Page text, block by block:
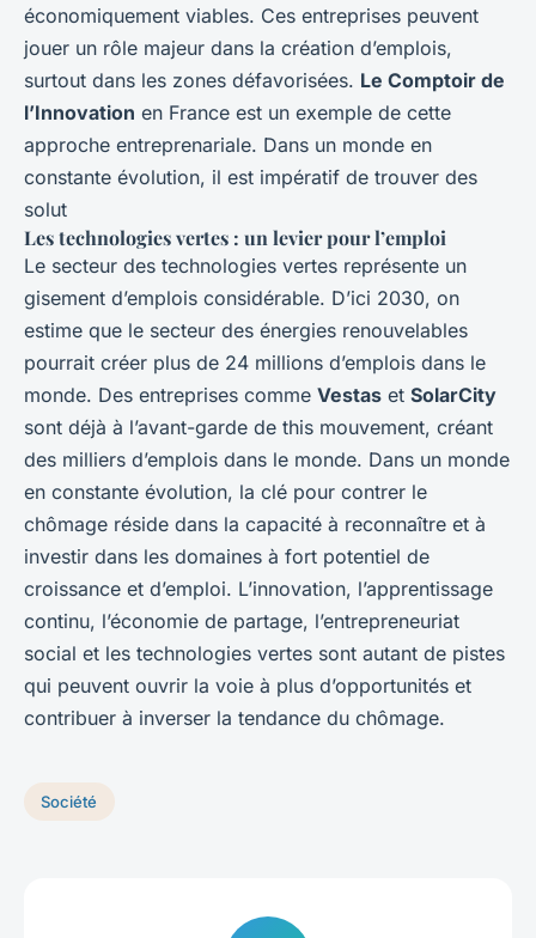
économiquement viables. Ces entreprises peuvent
jouer un rôle majeur dans la création d’emplois,
surtout dans les zones défavorisées. Le Comptoir de
l’Innovation en France est un exemple de cette
approche entreprenariale. Dans un monde en
constante évolution, il est impératif de trouver des
solut
Les technologies vertes : un levier pour l’emploi
Le secteur des technologies vertes représente un
gisement d’emplois considérable. D’ici 2030, on
estime que le secteur des énergies renouvelables
pourrait créer plus de 24 millions d’emplois dans le
monde. Des entreprises comme Vestas et SolarCity
sont déjà à l’avant-garde de this mouvement, créant
des milliers d’emplois dans le monde. Dans un monde
en constante évolution, la clé pour contrer le
chômage réside dans la capacité à reconnaître et à
investir dans les domaines à fort potentiel de
croissance et d’emploi. L’innovation, l’apprentissage
continu, l’économie de partage, l’entrepreneuriat
social et les technologies vertes sont autant de pistes
qui peuvent ouvrir la voie à plus d’opportunités et
contribuer à inverser la tendance du chômage.
Société